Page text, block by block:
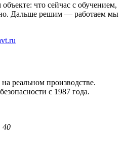
что сейчас с обучением,
Дальше решим — работаем мы
реальном производстве.
с 1987 года.
40